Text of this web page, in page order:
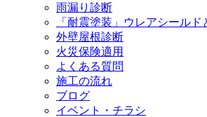
雨漏り診断
「耐震塗装」ウレアシールド
外壁屋根診断
火災保険適用
よくある質問
施工の流れ
ブログ
イベント・チラシ